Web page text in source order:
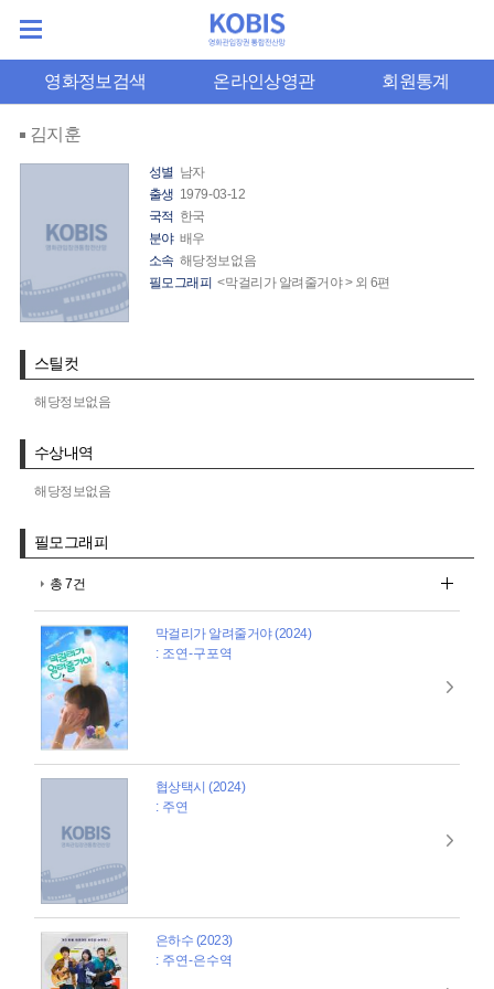
영화정보검색 온라인상영관 회원통계
김지훈
성별 남자
출생 1979-03-12
국적 한국
분야 배우
소속 해당정보없음
필모그래피 <막걸리가 알려줄거야 > 외 6편
스틸컷
해당정보없음
수상내역
해당정보없음
필모그래피
총 7건
막걸리가 알려줄거야 (2024)
: 조연-구포역
협상택시 (2024)
: 주연
은하수 (2023)
: 주연-은수역